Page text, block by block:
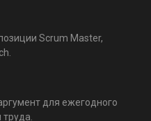
Scrum Master,
для ежегодного